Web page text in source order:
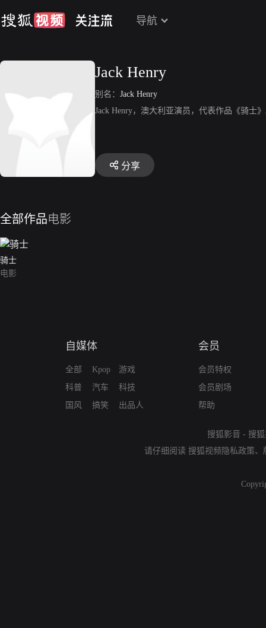
导航
Jack Henry
别名： Jack Henry
Jack Henry，澳大利亚演员，代表作品《骑士
分享
全部作品电影
骑士
电影
自媒体
全部
科普
国风
Kpop
汽车
搞笑
游戏
科技
出品人
会员
会员特权
会员剧场
帮助
搜狐影音 - 搜
请仔细阅读 搜狐视频隐私政策、